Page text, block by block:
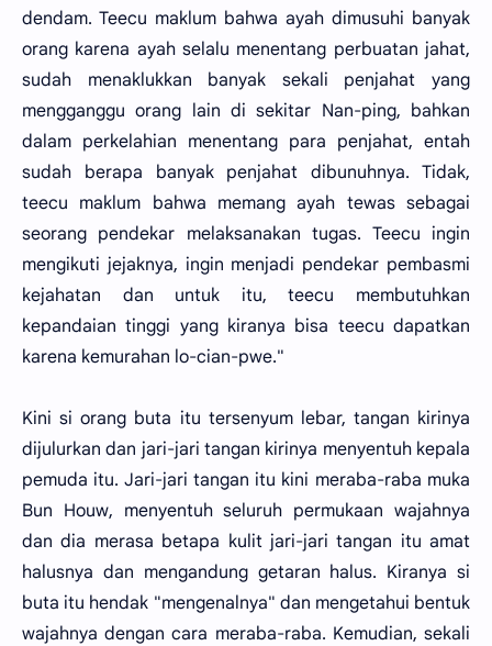
dendam. Teecu maklum bahwa ayah dimusuhi banyak
orang karena ayah selalu menentang perbuatan jahat,
sudah menaklukkan banyak sekali penjahat yang
mengganggu orang lain di sekitar Nan-ping, bahkan
dalam perkelahian menentang para penjahat, entah
sudah berapa banyak penjahat dibunuhnya. Tidak,
teecu maklum bahwa memang ayah tewas sebagai
seorang pendekar melaksanakan tugas. Teecu ingin
mengikuti jejaknya, ingin menjadi pendekar pembasmi
kejahatan dan untuk itu, teecu membutuhkan
kepandaian tinggi yang kiranya bisa teecu dapatkan
karena kemurahan lo-cian-pwe."
Kini si orang buta itu tersenyum lebar, tangan kirinya
dijulurkan dan jari-jari tangan kirinya menyentuh kepala
pemuda itu. Jari-jari tangan itu kini meraba-raba muka
Bun Houw, menyentuh seluruh permukaan wajahnya
dan dia merasa betapa kulit jari-jari tangan itu amat
halusnya dan mengandung getaran halus. Kiranya si
buta itu hendak "mengenalnya" dan mengetahui bentuk
wajahnya dengan cara meraba-raba. Kemudian, sekali